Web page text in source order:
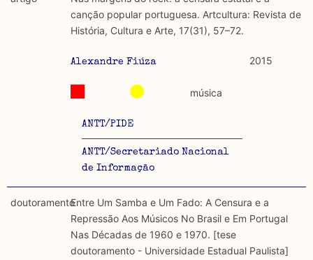
A lista procura incluir as publicações mais relevantes
a algumas das publicações que aqui se encontram
discurso e uso da liberdade de expressão. Trata-se de
uma censura que é omnipresente, dado que é
constitutiva do próprio acto de fala.
Regulatória e Constitutiva : são combinadas ambas
abordagens.
Tipo investigação realizada
Os resultados obtidos podem ser exportados em formato
.csv para importação em programas de folha de cálculo
canção popular portuguesa. Artcultura: Revista de
História, Cultura e Arte, 17(31), 57–72.
Alexandre Fiúza 2015
ANTT/PIDE
ANTT/Secretariado Nacional
de Informação
música
doutoramentoEntre Um Samba e Um Fado: A Censura e a
Repressão Aos Músicos No Brasil e Em Portugal
Nas Décadas de 1960 e 1970. [tese
doutoramento - Universidade Estadual Paulista]